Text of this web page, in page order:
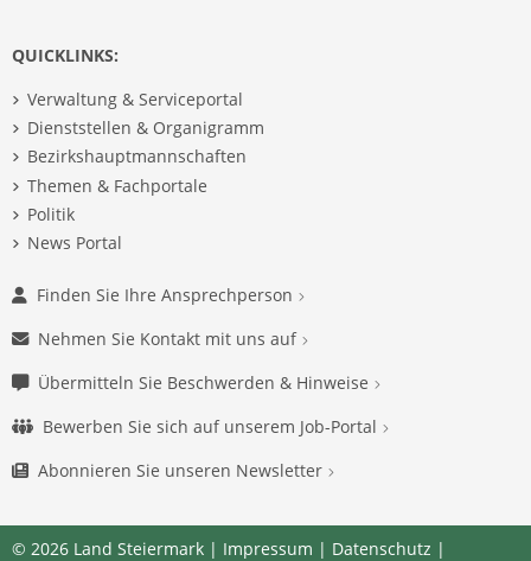
QUICKLINKS:
Verwaltung & Serviceportal
Dienststellen & Organigramm
Bezirkshauptmannschaften
Themen & Fachportale
Politik
News Portal
Finden Sie Ihre Ansprechperson
Nehmen Sie Kontakt mit uns auf
Übermitteln Sie Beschwerden & Hinweise
Bewerben Sie sich auf unserem Job-Portal
Abonnieren Sie unseren Newsletter
© 2026 Land Steiermark | Impressum | Datenschutz |